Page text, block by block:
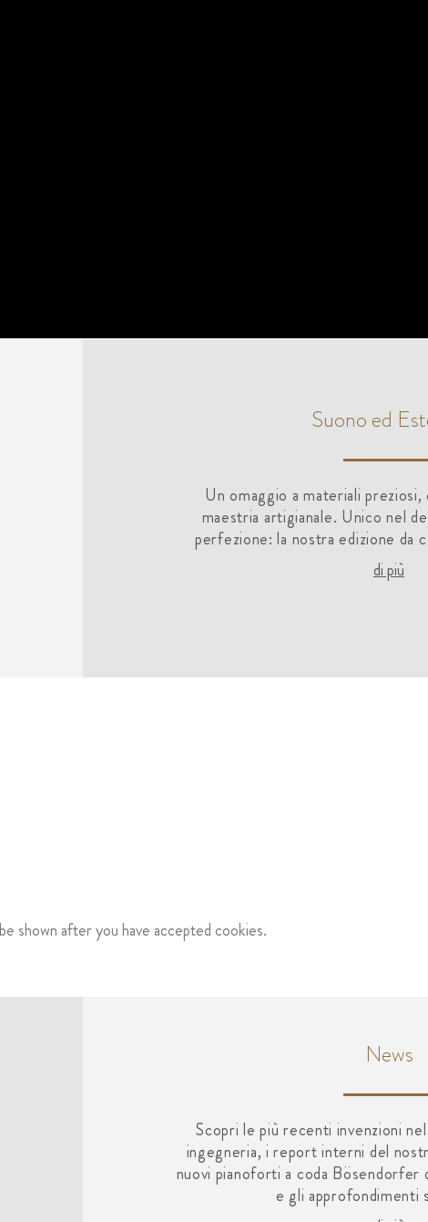
Suono ed
Un omaggio a materiali
maestria artigianale. Unico nel
perfezione: la nostra edizione da
di più
shown after you have accepted cookies.
News
Scopri le più recenti invenzioni
ingegneria, i report interni del
nuovi pianoforti a coda Bösendorfer
e gli approfondimenti